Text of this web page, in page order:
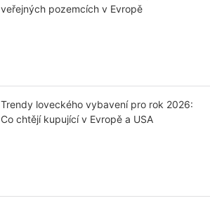
veřejných pozemcích v Evropě
Trendy loveckého vybavení pro rok 2026:
Co chtějí kupující v Evropě a USA